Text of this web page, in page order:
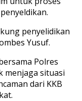
penyelidikan
Yusuf.
Polres
menjaga situasi
dari KKB